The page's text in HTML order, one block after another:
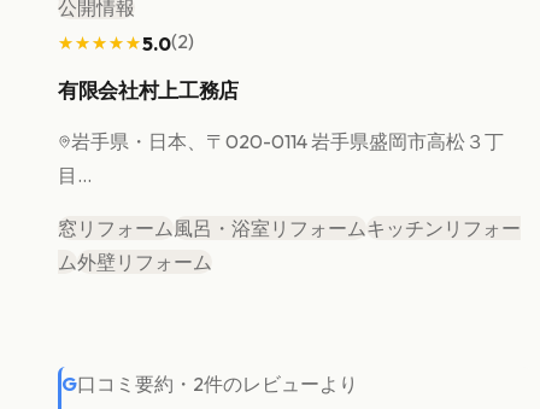
公開情報
★★★★★
★★★★★5.0(2)
有限会社村上工務店
岩手県 ・日本、〒020-0114 岩手県盛岡市高松３丁
目...
窓リフォーム 風呂・浴室リフォームキッチンリフォー
ム外壁リフォーム
G口コミ要約 ・ 2件のレビューより